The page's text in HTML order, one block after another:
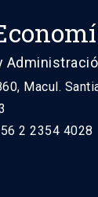
Macul.
2 2354 4028